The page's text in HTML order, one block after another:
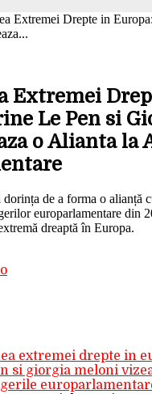
Extremei Drepte in
Extremei
Le Pen si
o Alianta la
de a forma o alianță
europarlamentare din
dreaptă în Europa.